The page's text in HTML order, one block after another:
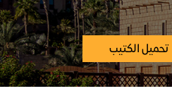
تحميل الكتيب